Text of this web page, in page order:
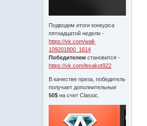
Подводим итоги конкурса
пятнадцатой недели -
https://vk.com/wall-
109201800_1614
Победителем становится -
https://vk.com/lexakot922
В качестве приза, победитель
получает дополнительные
50$ на счет Classic.